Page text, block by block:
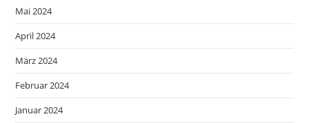
Mai 2024
April 2024
März 2024
Februar 2024
Januar 2024